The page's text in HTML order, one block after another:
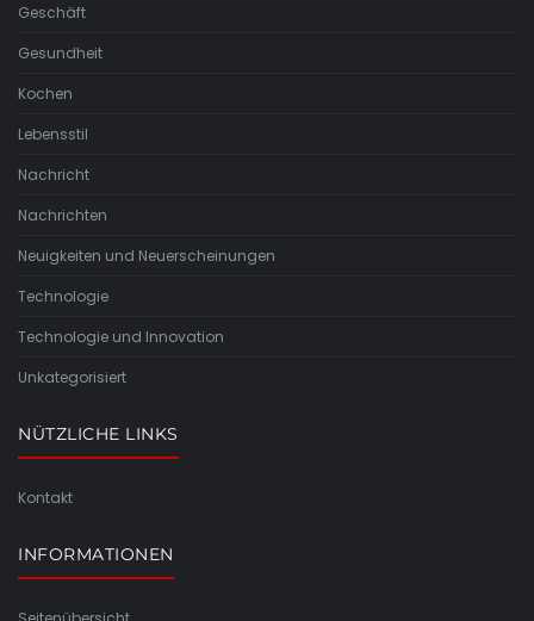
Geschäft
Gesundheit
Kochen
Lebensstil
Nachricht
Nachrichten
Neuigkeiten und Neuerscheinungen
Technologie
Technologie und Innovation
Unkategorisiert
NÜTZLICHE LINKS
Kontakt
INFORMATIONEN